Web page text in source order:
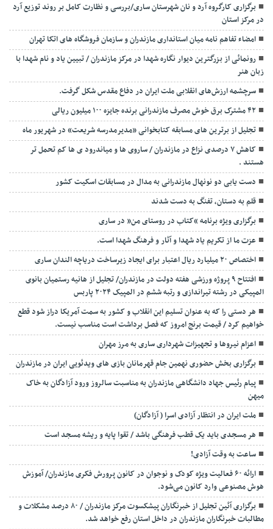
برگزاری کارگروه آرد و نان شهرستان ساری/بررسی و نظارت کامل بر روند توزیع آرد
در مرکز استان
امضاء تفاهم نامه میان استانداری مازندران و سازمان فروشگاه های اتکا تهران
رونمائی از بزرگترین دیوار نگاره شهدا در مرکز مازندران / تبیین یاد و نام شهدا با
زبان هنر
سرچشمه ارزش‌های انقلابی ملت ایران در دفاع مقدس شکل گرفت.
۴۲ مشترک برق خوش مصرف مازندرانی برنده جایزه ۱۰۰ میلیون ریالی
تجلیل از برترین های مسابقه کتابخوانی «مدیرمدرسه شریعت» در شهریور ماه
کاهش ۷ درصدی نزاع در مازندران / ساروی ها و میاندرود ی ها کم تحمل تر
هستند‌ .
دست یابی دو نونهال مازندرانی به مدال در مسابقات اسکیت کشور
قلم به دستان، تفنگ به دست شدند
برگزاری ویژه برنامه “کتاب در روستای من” در ساری
عزت ما از تکریم یاد شهدا و آثار و فرهنگ شهدا است.
اختصاص ۲۰ میلیارد ریال اعتبار برای ایجاد زیرساخت دریاچه الندان ساری
افتتاح ۹ پروژه ورزشی هفته دولت در مازندران/ تجلیل از هانیه رستمیان بانوی
المپیکی در رشته تیراندازی و رتبه ششم در المپیک ۲۰۲۴ پاربس
هر دستی را که به عنوان تسلیم این انقلاب و کشور به سمت آمريکا دراز شود قطع
خواهیم کرد / قیمت برنج امروز که فصل برداشت است مناسب نیست.
اعزام نیروها و تجهیزات شهرداری ساری به مرز مهران
برگزاری بخش حضوری نهمین جام قهرمانان بازی های ویدئویی ایران در مازندران
پیام رئیس جهاد دانشگاهی مازندران به مناسبت سالروز ورود آزادگان به خاک
میهن
ملت ایران در انتظار آزادی اسرا ( آزادگان)
هر مسجدی باید یک قطب فرهنگی باشد / تقوا پایه و ریشه مسجد است
ساعت به وقت آزادی!
ارائه ۶۰ فعالیت ویژه کودک و نوجوان در کانون پرورش فکری مازندران/ آموزش
هوش مصنوعی وارد کانون می‌شود.
برگزاری آئین تجلیل از خبرنگاران پیشکسوت مرکز مازندران / ۸۰ درصد مشکلات و
مطالبات خبرنگاران مازندران در داخل استان رفع خواهد شد.